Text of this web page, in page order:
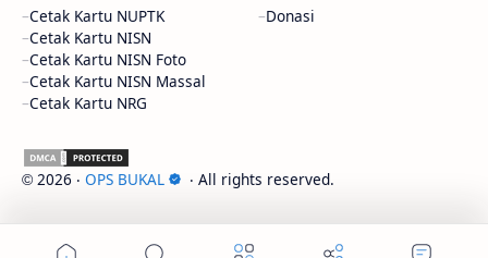
Cetak Kartu NUPTK
Cetak Kartu NISN
Cetak Kartu NISN Foto
Cetak Kartu NISN Massal
Cetak Kartu NRG
Donasi
© 2026 ‧ OPS BUKAL ‧ All rights reserved.